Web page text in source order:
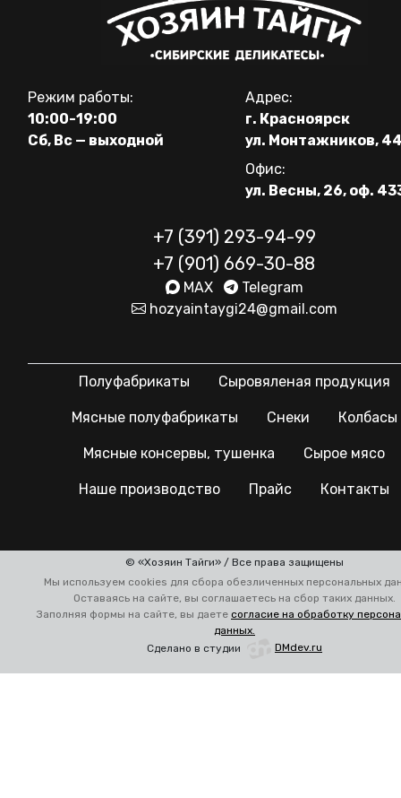
Режим работы:
10:00-19:00
Сб, Вс — выходной
Адрес:
г. Красноярск
ул. Монтажников,
Офис:
ул. Весны, 26, оф.
+7 (391) 293-94-99
+7 (901) 669-30-88
MAX
Telegram
hozyaintaygi24@gmail.com
Полуфабрикаты Сыровяленая продукция
Мясные полуфабрикаты Снеки Колбасы
Мясные консервы, тушенка Сырое мясо
Наше производство Прайс Контакты
© «Хозяин Тайги» / Все права защищены
Мы используем cookies для сбора обезличенных персональных
Оставаясь на сайте, вы соглашаетесь на сбор таких данных.
Заполняя формы на сайте, вы даете согласие на обработку
данных.
Сделано в студии
DMdev.ru